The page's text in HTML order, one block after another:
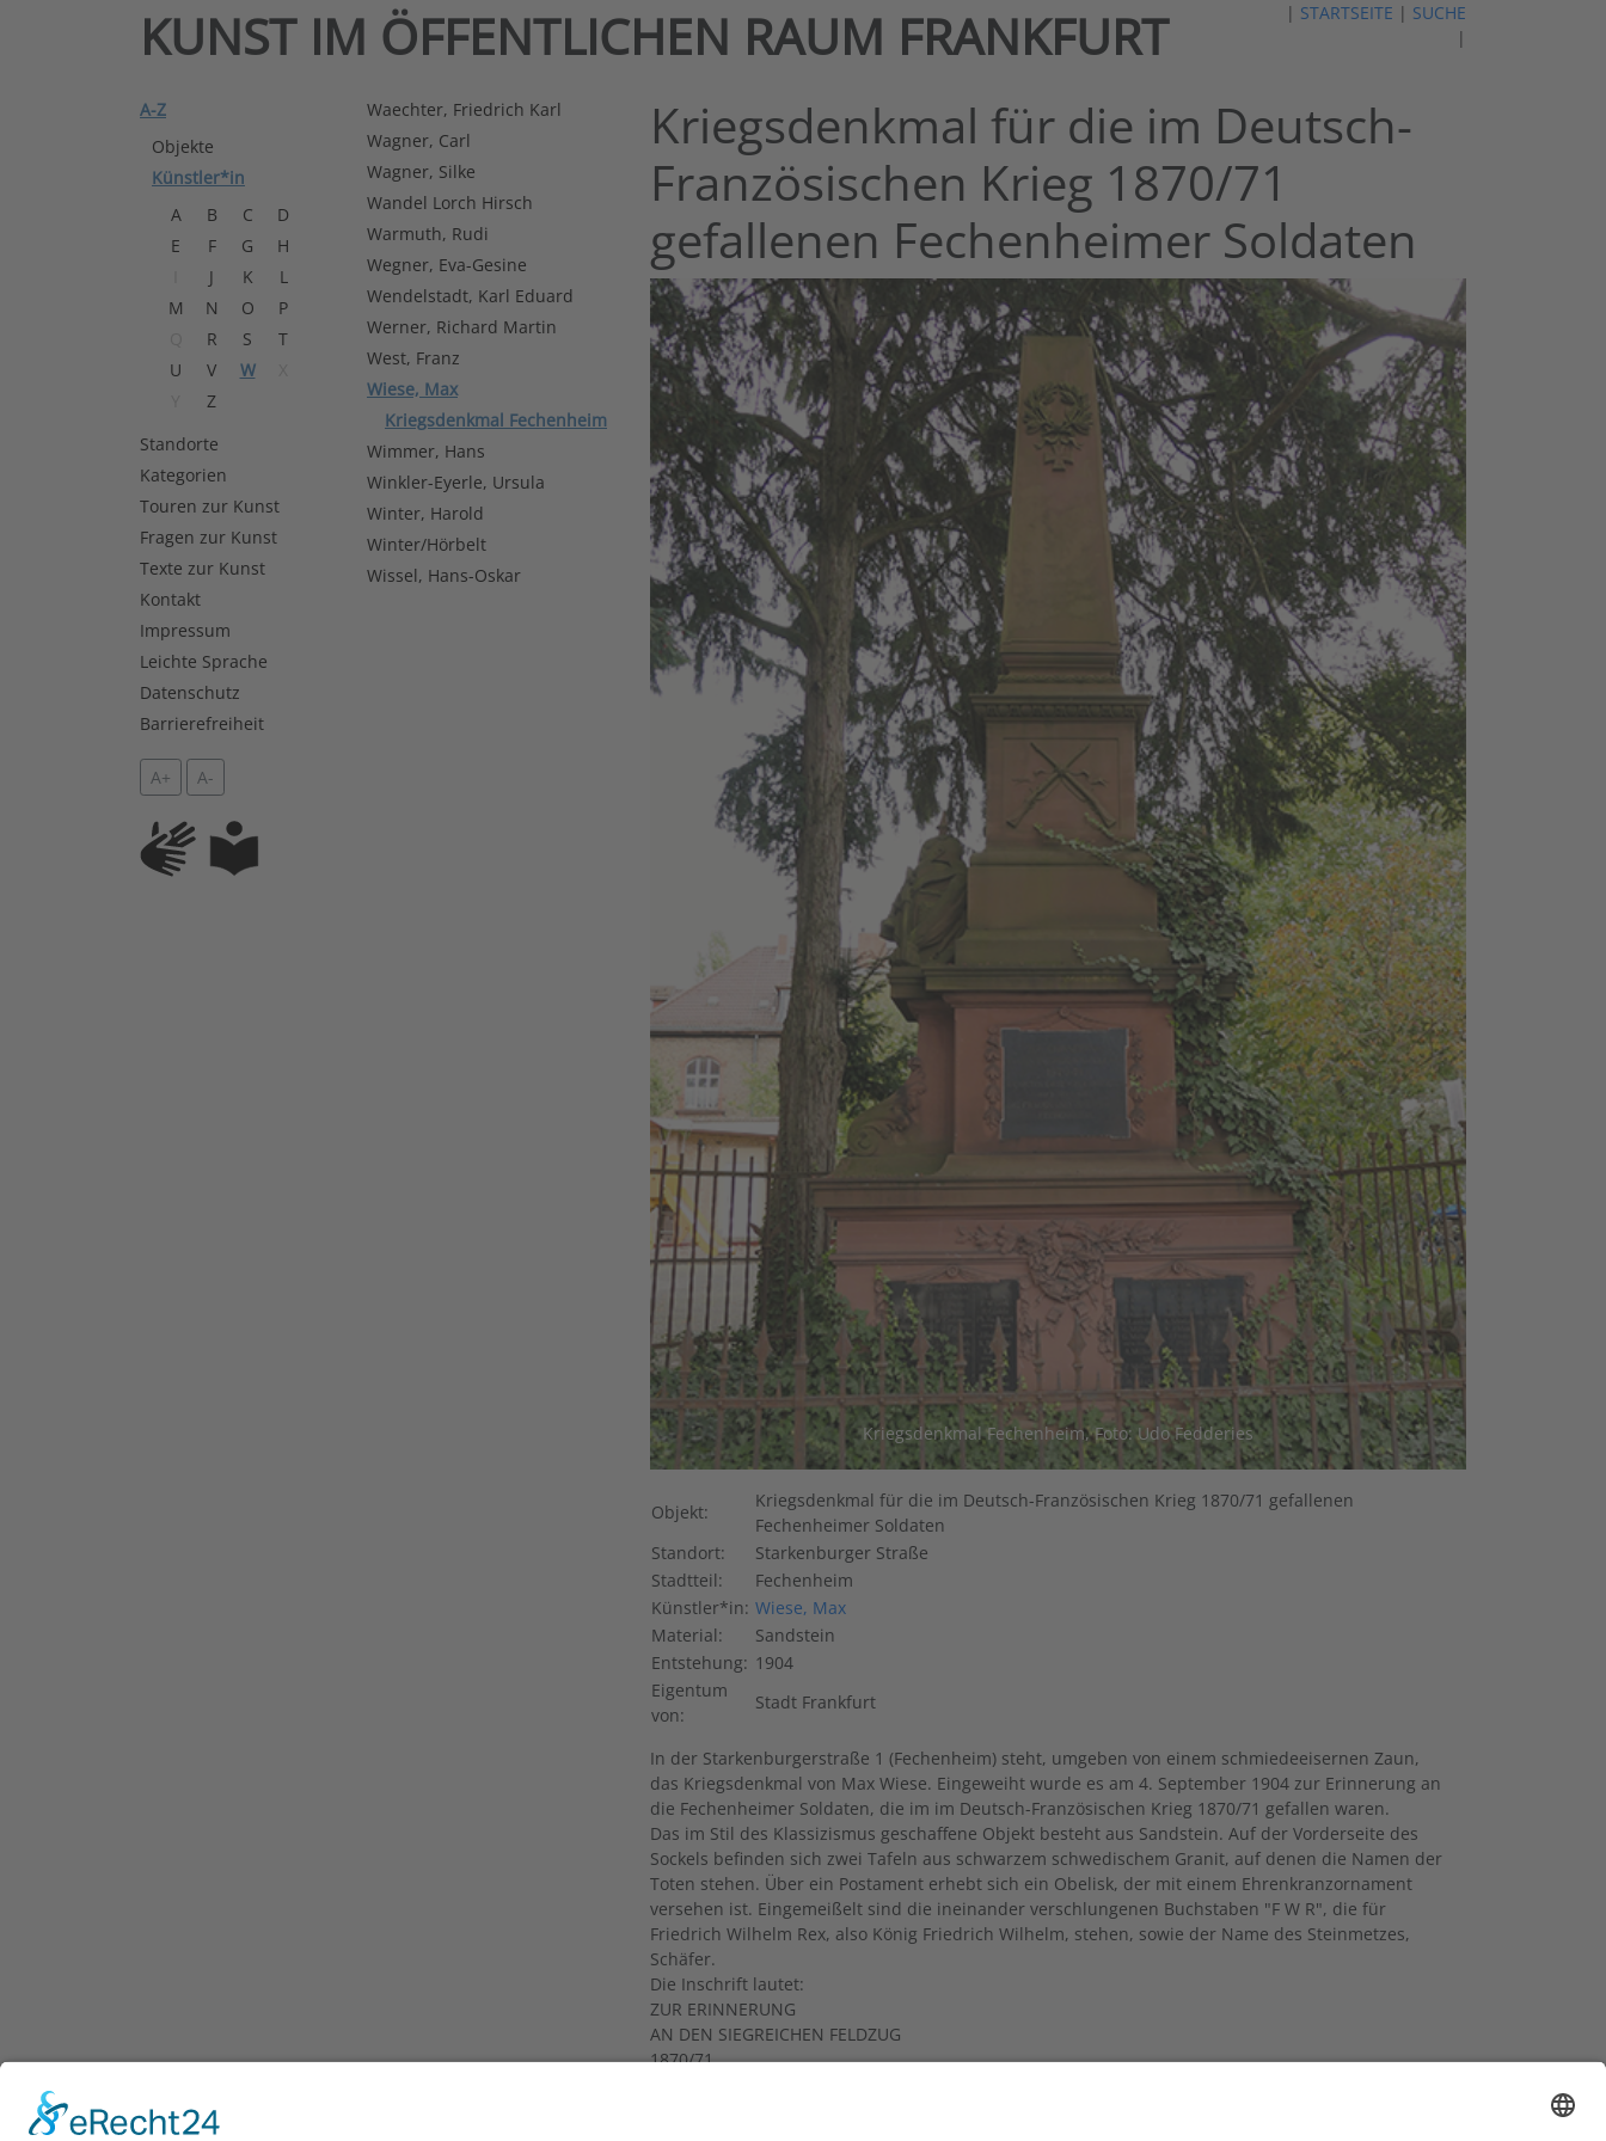
KUNST IM ÖFFENTLICHEN RAUM FRANKFURT | STARTSEITE | SUCHE
|
A-Z
Objekte
Künstler*in
A
B C
D
E
F G
H
J K
L
M
N O
P
R S
T
U
V W
Z
Standorte
Kategorien
Touren zur Kunst
Fragen zur Kunst
Texte zur Kunst
Kontakt
Impressum
Leichte Sprache
Datenschutz
Barrierefreiheit
A+ A-
Waechter, Friedrich Karl
Wagner, Carl
Wagner, Silke
Wandel Lorch Hirsch
Warmuth, Rudi
Wegner, Eva-Gesine
Wendelstadt, Karl Eduard
Werner, Richard Martin
West, Franz
Wiese, Max
Kriegsdenkmal Fechenheim
Wimmer, Hans
Winkler-Eyerle, Ursula
Winter, Harold
Winter/Hörbelt
Wissel, Hans-Oskar
Kriegsdenkmal für die im Deutsch-
Französischen Krieg 1870/71
gefallenen Fechenheimer Soldaten
Kriegsdenkmal Fechenheim, Foto: Udo Fedderies
Objekt:
Kriegsdenkmal für die im Deutsch-Französischen Krieg 1870/71 gefallenen
Fechenheimer Soldaten
Standort:
Starkenburger Straße
Stadtteil:
Fechenheim
Künstler*in: Wiese, Max
Material:
Sandstein
Entstehung: 1904
Eigentum
von:
Stadt Frankfurt
In der Starkenburgerstraße 1 (Fechenheim) steht, umgeben von einem schmiedeeisernen Zaun,
das Kriegsdenkmal von Max Wiese. Eingeweiht wurde es am 4. September 1904 zur Erinnerung an
die Fechenheimer Soldaten, die im im Deutsch-Französischen Krieg 1870/71 gefallen waren.
Das im Stil des Klassizismus geschaffene Objekt besteht aus Sandstein. Auf der Vorderseite des
Sockels befinden sich zwei Tafeln aus schwarzem schwedischem Granit, auf denen die Namen der
Toten stehen. Über ein Postament erhebt sich ein Obelisk, der mit einem Ehrenkranzornament
versehen ist. Eingemeißelt sind die ineinander verschlungenen Buchstaben "F W R", die für
Friedrich Wilhelm Rex, also König Friedrich Wilhelm, stehen, sowie der Name des Steinmetzes,
Schäfer.
Die Inschrift lautet:
ZUR ERINNERUNG
AN DEN SIEGREICHEN FELDZUG
1870/71